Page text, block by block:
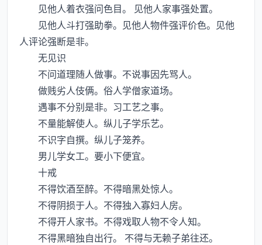
见他人着衣强问色目。 见他人家事强处置。
见他人斗打强助拳。见他人物件强评价色。见他
人评论强断是非。
无见识
不问道理随人做事。不说事因先骂人。
做贱劣人伎俩。俗人学僧家道场。
遇事不分别是非。习工艺之事。
不量能解使人。纵儿子学乐艺。
不识字自撰。纵儿子笼养。
男儿学女工。要小下便宜。
十戒
不得饮酒至醉。不得暗黑处惊人。
不得阴损于人。不得独入寡妇人房。
不得开人家书。不得戏取人物不令人知。
不得黑暗独自出行。 不得与无赖子弟往还。